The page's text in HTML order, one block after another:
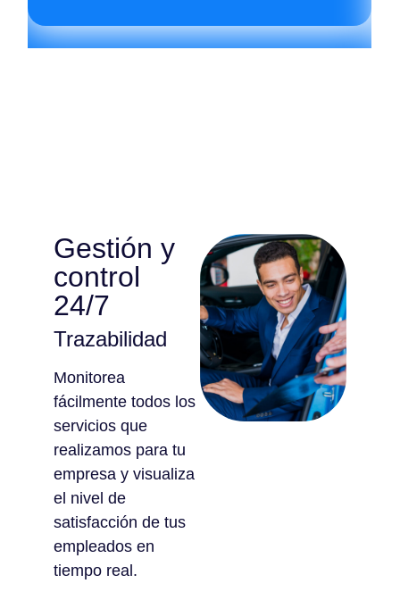
Gestión y
control
24/7
Trazabilidad
Monitorea
fácilmente todos los
servicios que
realizamos para tu
empresa y visualiza
el nivel de
satisfacción de tus
empleados en
tiempo real.